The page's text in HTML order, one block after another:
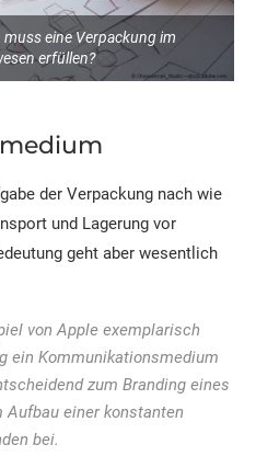
eine Verpackung im
erfüllen?
der Verpackung nach wie
und Lagerung vor
geht aber wesentlich
von Apple exemplarisch
ein Kommunikationsmedium
zum Branding eines
Aufbau einer konstanten
bei.